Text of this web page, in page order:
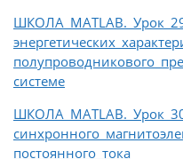
ШКОЛА MATLAB. Урок
энергетических
полупроводникового
системе
ШКОЛА MATLAB. Урок
синхронного
постоянного тока